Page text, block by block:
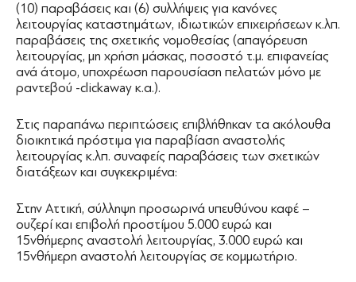
(10) παραβάσεις και (6) συλλήψεις για κανόνες
λειτουργίας καταστημάτων, ιδιωτικών επιχειρήσεων κ.λπ.
παραβάσεις της σχετικής νομοθεσίας (απαγόρευση
λειτουργίας, μη χρήση μάσκας, ποσοστό τ.μ. επιφανείας
ανά άτομο, υποχρέωση παρουσίαση πελατών μόνο με
ραντεβού -clickaway κ.α.).
Στις παραπάνω περιπτώσεις επιβλήθηκαν τα ακόλουθα
διοικητικά πρόστιμα για παραβίαση αναστολής
λειτουργίας κ.λπ. συναφείς παραβάσεις των σχετικών
διατάξεων και συγκεκριμένα:
Στην Αττική, σύλληψη προσωρινά υπευθύνου καφέ –
ουζερί και επιβολή προστίμου 5.000 ευρώ και
15νθήμερης αναστολή λειτουργίας, 3.000 ευρώ και
15νθήμερη αναστολή λειτουργίας σε κομμωτήριο.